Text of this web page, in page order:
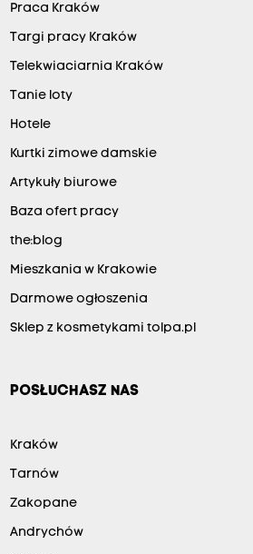
Praca Kraków
Targi pracy Kraków
Telekwiaciarnia Kraków
Tanie loty
Hotele
Kurtki zimowe damskie
Artykuły biurowe
Baza ofert pracy
the:blog
Mieszkania w Krakowie
Darmowe ogłoszenia
Sklep z kosmetykami tolpa.pl
POSŁUCHASZ NAS
Kraków
Tarnów
Zakopane
Andrychów